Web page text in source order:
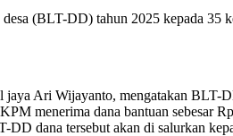
(BLT-DD) tahun 2025 kepada 35
Ari Wijayanto, mengatakan BLT-
menerima dana bantuan sebesar
dana tersebut akan di salurkan